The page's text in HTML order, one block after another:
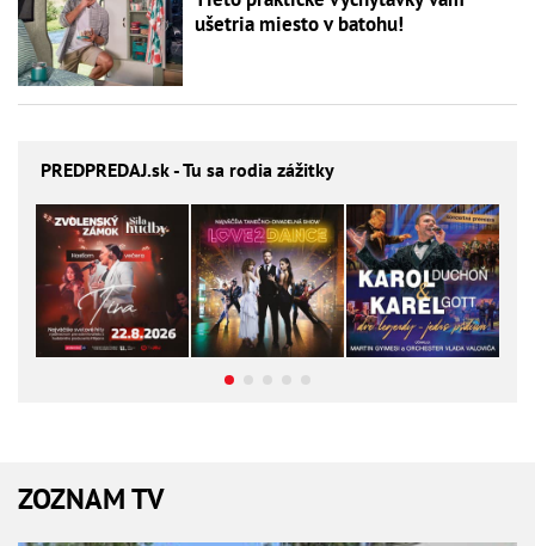
ušetria miesto v batohu!
PREDPREDAJ.sk - Tu sa rodia zážitky
ZOZNAM TV